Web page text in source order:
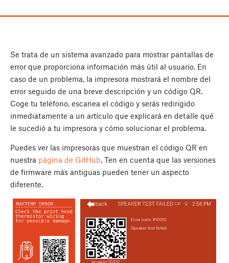
Se trata de un sistema avanzado para mostrar pantallas de
error que proporciona información más útil al usuario. En
caso de un problema, la impresora mostrará el nombre del
error seguido de una breve descripción y un código QR.
Coge tu teléfono, escanea el código y serás redirigido
inmediatamente a un artículo que explicará en detalle qué
le sucedió a tu impresora y cómo solucionar el problema.
Puedes ver las impresoras que muestran el código QR en
nuestra página de GitHub. Ten en cuenta que las versiones
de firmware más antiguas pueden tener un aspecto
diferente.